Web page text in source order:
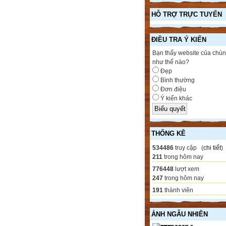
HỖ TRỢ TRỰC TUYẾN
ĐIỀU TRA Ý KIẾN
Bạn thấy website của
như thế nào?
Đẹp
Bình thường
Đơn điệu
Ý kiến khác
THỐNG KÊ
534486 truy cập (chi tiết)
211 trong hôm nay
776448 lượt xem
247 trong hôm nay
191 thành viên
ẢNH NGẪU NHIÊN